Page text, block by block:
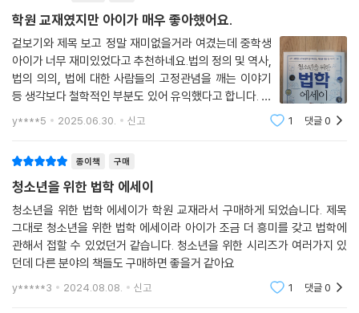
논쟁이 되고 있는 재판들을 보여준다. ‘인간을 사고팔 수 있는지, 언제나 다
수의 행복이 정당한 것인지, 국가의 명령을 따라 학살을 자행한 것이 죄인
지’ 등 논란이 되는 쟁점에 대해 청소년 스스로 생각해 볼 수 있는 시간을
준다. 이 책은 청소년의 눈높이에서 ‘법이란 무엇인지’ ‘법 제도는 어떻게
만들어지는지’ ‘법을 다루는 사람들의 역할은 무엇인지’ 등 쉽게 알려주는
법학 관련 교양 도서이다. 무엇보다 저자는 유려한 필치로 법의 태동에서
지식을 주입하지 않는다. 모든 꼭지별로 ‘생각해 볼 문제’ 코너를 두어 청소
년 스스로 자신을 둘러싼 현실에 대해 생각하고 토론해 볼 수 있도록 다양
한 질문을 던진다. 각 장 끝에 ‘한 걸음 더 나아가기’ 코너를 통해 사회 변화
에 결정적인 영향을 준 사상, 법 조항, 시민운동 등을 소개하며 법이 어떻게
사회와 연결되어 왔는지 흥미롭게 들려주고, 청소년들이 적극적으로 사회
적 이슈에 목소리를 낼 수 있도록 동기부여하고 있다. 최근 청소년들이 ‘정
부가 온실가스 감축 협약 이행에 소극적으로 대응하는 것은 헌법위반’이라
학원 교재였지만 아이가 매우 좋아했어요.
겉보기와 제목 보고 정말 재미없을거라 여겼는데 중학생
아이가 너무 재미있었다고 추천하네요.법의 정의 및 역사,
법의 의의, 법에 대한 사람들의 고정관념을 깨는 이야기
등 생각보다 철학적인 부분도 있어 유익했다고 합니다. 워
낙 유명한 학원에서 정한 도서라 좋은 책일거라고 생각은
했는데 청소년들이 읽기 쉽게 잘 풀이되어 교육적으로 참
y****5 2025.06.30. 신고 1 댓글0
종이책 구매
청소년을 위한 법학 에세이
청소년을 위한 법학 에세이가 학원 교재라서 구매하게 되었습니다. 제목
그대로 청소년을 위한 법학 에세이라 아이가 조금 더 흥미를 갖고 법학에
관해서 접할 수 있었던거 같습니다. 청소년을 위한 시리즈가 여러가지 있
던데 다른 분야의 책들도 구매하면 좋을거 같아요
y*****3 2024.08.08. 신고 1 댓글0